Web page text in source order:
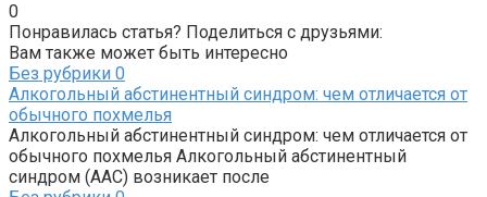
0
Понравилась статья? Поделиться с друзьями:
Вам также может быть интересно
Без рубрики 0
Алкогольный абстинентный синдром: чем отличается от
обычного похмелья
Алкогольный абстинентный синдром: чем отличается от
обычного похмелья Алкогольный абстинентный
синдром (ААС) возникает после